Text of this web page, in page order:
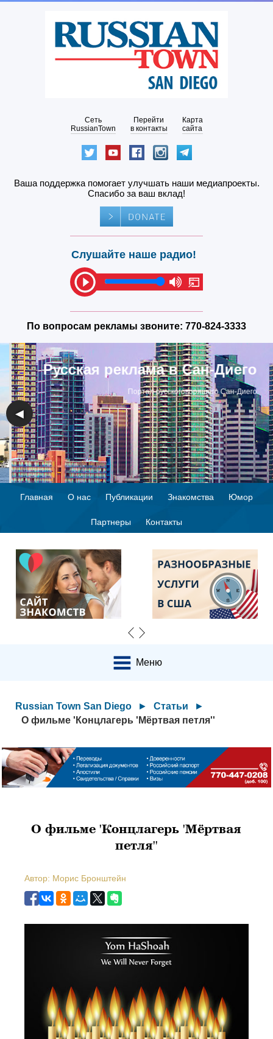
Сеть
RussianTown
Перейти
в контакты
Карта
сайта
Ваша поддержка помогает улучшать наши медиапроекты.
Спасибо за ваш вклад!
Слушайте наше радио!
По вопросам рекламы звоните: 770-824-3333
Русская реклама в Сан-Диего
Портал русскоговорящего Сан-Диего
◀ ▶
Главная О нас Публикации Знакомства Юмор
Партнеры Контакты
Меню
Russian Town San Diego ► Статьи
►
О фильме 'Концлагерь 'Мёртвая петля''
О фильме 'Концлагерь 'Мёртвая
петля''
Автор: Морис Бронштейн